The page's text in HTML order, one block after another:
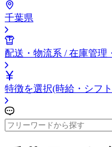
千葉県
配送・物流系 / 在庫管理
特徴を選択(時給・シフ